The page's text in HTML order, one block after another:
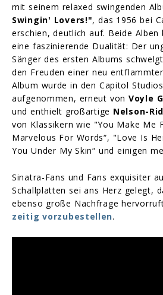
mit seinem relaxed swingenden
Swingin' Lovers!", das 1956 bei
erschien, deutlich auf. Beide Alben
eine faszinierende Dualität: Der
Sänger des ersten Albums
den Freuden einer neu
Album wurde in den Capitol
aufgenommen, erneut vonVoyle
und enthielt großartige Nelson-
von Klassikern wie "You Make Me
Marvelous For Words“, "Love Is
You Under My Skin“ und einigen
Sinatra-Fans und Fans exquisiter
Schallplatten sei ans Herz gelegt,
ebenso große Nachfrage
zeitig vorzubestellen.